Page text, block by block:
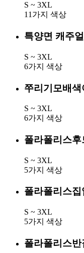
S ~ 3XL
11가지 색상
특양면 캐주
S ~ 3XL
6가지 색상
쭈리기모배색
S ~ 3XL
6가지 색상
폴라폴리스후
S ~ 3XL
5가지 색상
폴라폴리스집
S ~ 3XL
5가지 색상
폴라폴리스반